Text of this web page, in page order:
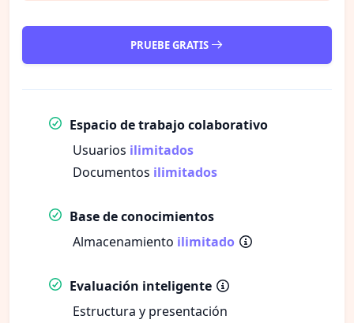
PRUEBE GRATIS
Espacio de trabajo colaborativo
Usuarios ilimitados
Documentos ilimitados
Base de conocimientos
Almacenamiento ilimitado
Evaluación inteligente
Estructura y presentación